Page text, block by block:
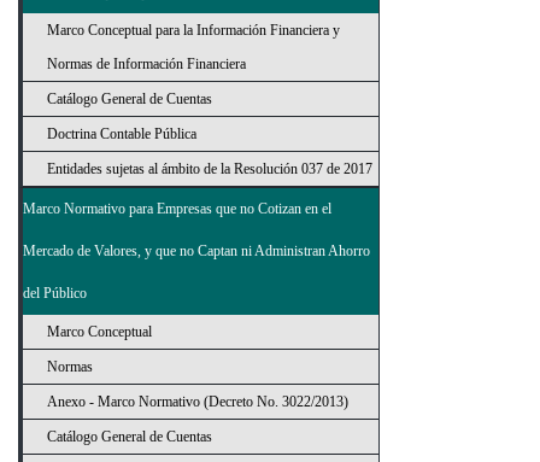
Marco Conceptual para la Información Financiera y
Normas de Información Financiera
Catálogo General de Cuentas
Doctrina Contable Pública
Entidades sujetas al ámbito de la Resolución 037 de 2017
Marco Normativo para Empresas que no Cotizan en el
Mercado de Valores, y que no Captan ni Administran Ahorro
del Público
Marco Conceptual
Normas
Anexo - Marco Normativo (Decreto No. 3022/2013)
Catálogo General de Cuentas